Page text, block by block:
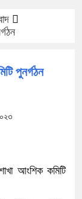
পুনর্গঠন
আংশিক কমিটি